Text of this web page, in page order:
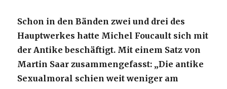
Schon in den Bänden zwei und drei des
Hauptwerkes hatte Michel Foucault sich mit
der Antike beschäftigt. Mit einem Satz von
Martin Saar zusammengefasst: „Die antike
Sexualmoral schien weit weniger am